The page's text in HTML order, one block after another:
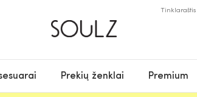
Tinklaraštis
Prekių ženklai Premium